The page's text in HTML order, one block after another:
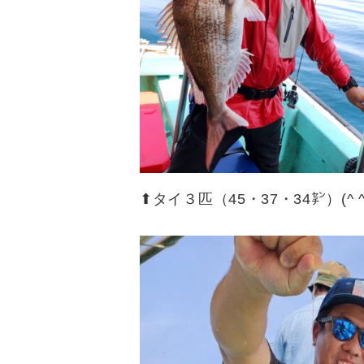
⬆︎タイ３匹（45・37・34㌢）(^